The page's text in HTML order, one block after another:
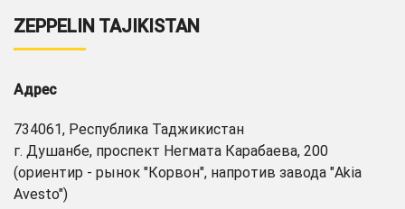
ZEPPELIN TAJIKISTAN
Адрес
734061, Республика Таджикистан
г. Душанбе, проспект Негмата Карабаева, 200
(ориентир - рынок "Корвон", напротив завода "Akia
Avesto")